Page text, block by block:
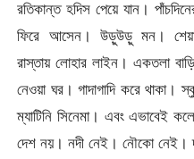
রতিকান্ত হদিস পেয়ে যান।
ফিরে আসেন। উড়ুউড়ু মন।
রাস্তায় লোহার লাইন। একতলা
নেওয়া ঘর। গাদাগাদি করে
ম্যাটিনি সিনেমা। এবং এভাবেই
দেশ নয়। নদী নেই। নৌকো নেই।